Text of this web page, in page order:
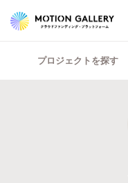
プロジェクトを探す